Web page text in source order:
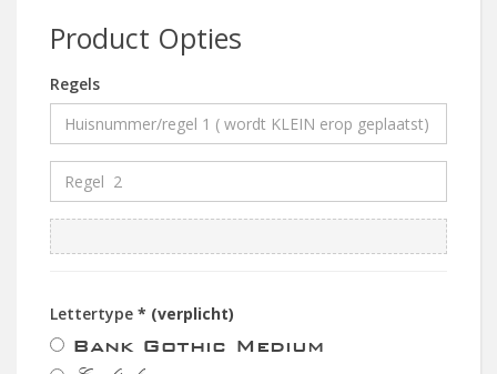
Product Opties
Regels
Lettertype * (verplicht)
Bank Gothic Medium